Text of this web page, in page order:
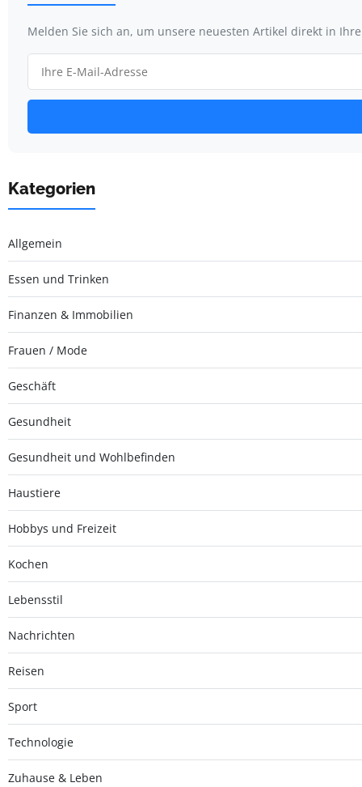
Melden Sie sich an, um unsere neuesten Artikel direkt in
Kategorien
Allgemein
Essen und Trinken
Finanzen & Immobilien
Frauen / Mode
Geschäft
Gesundheit
Gesundheit und Wohlbefinden
Haustiere
Hobbys und Freizeit
Kochen
Lebensstil
Nachrichten
Reisen
Sport
Technologie
Zuhause & Leben